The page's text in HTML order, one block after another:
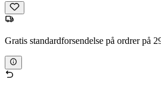
Gratis standardforsendelse på ordrer på